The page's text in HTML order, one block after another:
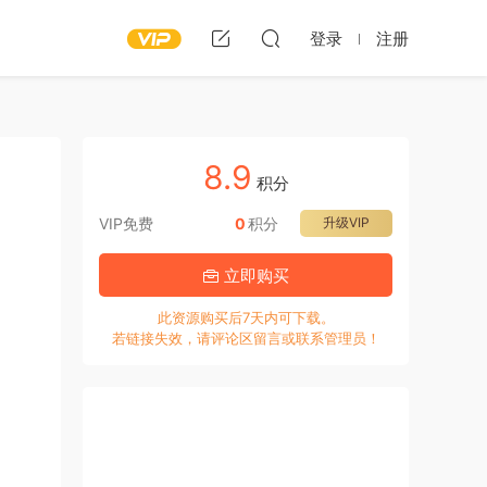
登录 注册
8.9 积分
VIP免费 升级VIP
0积分
立即购买
此资源购买后7天内可下载。
若链接失效，请评论区留言或联系管理员！